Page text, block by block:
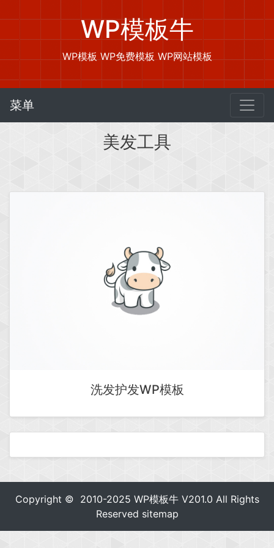
WP模板牛
WP模板 WP免费模板 WP网站模板
菜单
美发工具
洗发护发WP模板
Copyright © 2010-2025 WP模板牛V201.0 All Rights
Reserved sitemap